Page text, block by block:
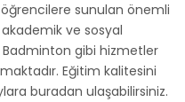
sunulan önemli
ve sosyal
gibi hizmetler
Eğitim kalitesini
buradan ulaşabilirsiniz.